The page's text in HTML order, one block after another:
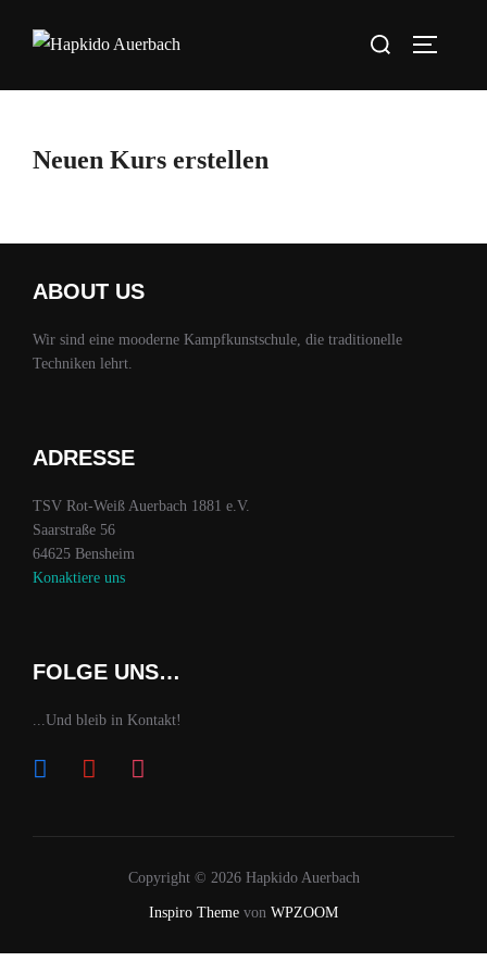
Neuen Kurs erstellen
ABOUT US
Wir sind eine mooderne Kampfkunstschule, die traditionelle
Techniken lehrt.
ADRESSE
TSV Rot-Weiß Auerbach 1881 e.V.
Saarstraße 56
64625 Bensheim
Konaktiere uns
FOLGE UNS…
...Und bleib in Kontakt!
Copyright © 2026 Hapkido Auerbach
Inspiro Theme von WPZOOM